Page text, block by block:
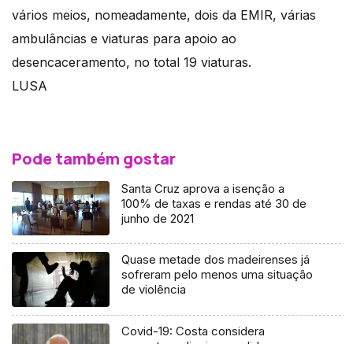
vários meios, nomeadamente, dois da EMIR, várias
ambulâncias e viaturas para apoio ao
desencaceramento, no total 19 viaturas.
LUSA
Pode também gostar
Santa Cruz aprova a isenção a
100% de taxas e rendas até 30 de
junho de 2021
Quase metade dos madeirenses já
sofreram pelo menos uma situação
de violência
Covid-19: Costa considera